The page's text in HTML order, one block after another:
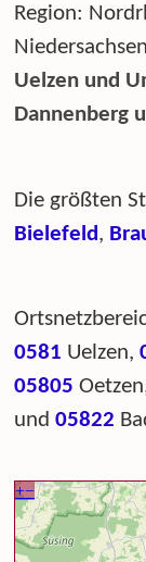
Region:
Uelzen und
Dannenberg
Die größten
Bielefeld,
0581 Uelzen,
05805
und05822